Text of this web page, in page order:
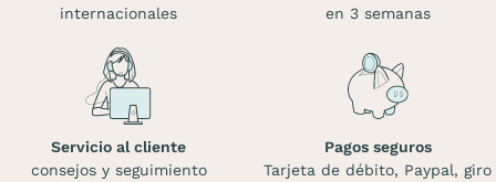
internacionales
en 3 semanas
Servicio al cliente
consejos y seguimiento
Pagos seguros
Tarjeta de débito, Paypal, giro